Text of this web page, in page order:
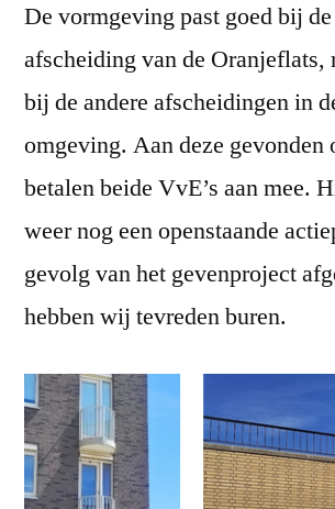
De vormgeving past goed bij
afscheiding van de Oranjeflats,
bij de andere afscheidingen in
omgeving. Aan deze gevonden
betalen beide VvE’s aan mee.
weer nog een openstaande
gevolg van het gevenproject
hebben wij tevreden buren.